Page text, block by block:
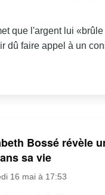
que l'argent lui
dû faire appel à un
Bossé révèle
sa vie
16 mai à 17:53